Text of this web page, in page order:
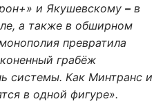
и Якушевскому –в
а также в обширном
превратила
грабёж
системы. Как Минтранс и
в одной фигуре».